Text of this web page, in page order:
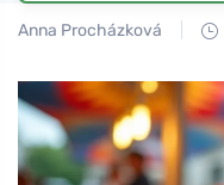
Anna Procházková